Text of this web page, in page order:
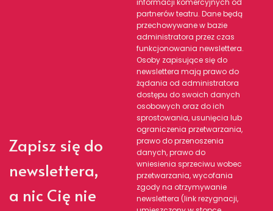
Zapisz się do
newslettera,
a nic Cię nie
informacji komercyjnych od
partnerów teatru. Dane będą
przechowywane w bazie
administratora przez czas
funkcjonowania newslettera.
Osoby zapisujące się do
newslettera mają prawo do
żądania od administratora
dostępu do swoich danych
osobowych oraz do ich
sprostowania, usunięcia lub
ograniczenia przetwarzania,
prawo do przenoszenia
danych, prawo do
wniesienia sprzeciwu wobec
przetwarzania, wycofania
zgody na otrzymywanie
newslettera (link rezygnacji,